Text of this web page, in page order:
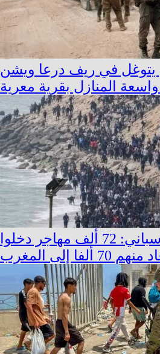
يتوغل في ريف درعا ويشن
المنازل بقرية معرية
وزير الداخلية الإسباني: 72 ألف مهاجر دخلوا
إلى المغرب